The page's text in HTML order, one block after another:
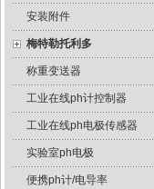
安装附件
梅特勒托利多
称重变送器
工业在线ph计控制器
工业在线ph电极传感器
实验室ph电极
便携ph计/电导率